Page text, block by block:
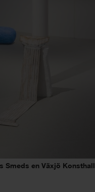
Smeds en Växjö